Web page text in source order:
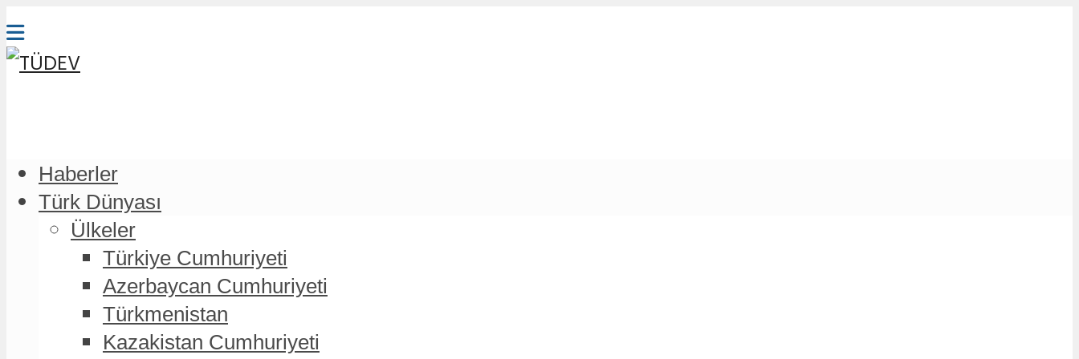
Haberler
Türk Dünyası
Ülkeler
Türkiye Cumhuriyeti
Azerbaycan Cumhuriyeti
Türkmenistan
Kazakistan Cumhuriyeti